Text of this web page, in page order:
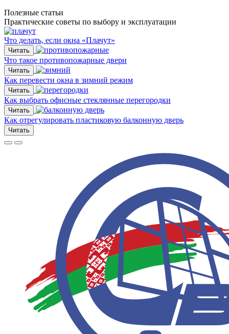
Полезные статьи
Практические советы по выбору и эксплуатации
Что делать, если окна «Плачут»
Читать
Что такое противопожарные двери
Читать
Как перевести окна в зимний режим
Читать
Как выбрать офисные стеклянные перегородки
Читать
Как отрегулировать пластиковую балконную дверь
Читать